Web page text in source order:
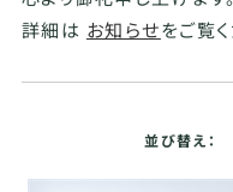
詳細は お知らせをご覧
並び替え：